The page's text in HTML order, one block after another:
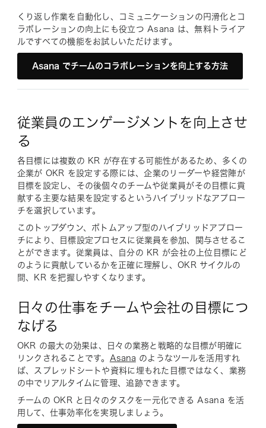
くり返し作業を自動化し、コミュニケーションの円滑化とコ
ラボレーションの向上にも役立つ Asana は、無料トライア
ルですべての機能をお試しいただけます。
Asana でチームのコラボレーションを向上する方法
従業員のエンゲージメントを向上させ
る
各目標には複数の KR が存在する可能性があるため、多くの
企業が OKR を設定する際には、企業のリーダーや経営陣が
目標を設定し、その後個々のチームや従業員がその目標に貢
献する主要な結果を設定するというハイブリッドなアプロー
チを選択しています。
このトップダウン、ボトムアップ型のハイブリッドアプロー
チにより、目標設定プロセスに従業員を参加、関与させるこ
とができます。従業員は、自分の KR が会社の上位目標にど
のように貢献しているかを正確に理解し、OKR サイクルの
間、KR を把握しやすくなります。
日々の仕事をチームや会社の目標につ
なげる
OKR の最大の効果は、日々の業務と戦略的な目標が明確に
リンクされることです。 Asana のようなツールを活用すれ
ば、スプレッドシートや資料に埋もれた目標ではなく、業務
の中でリアルタイムに管理、追跡できます。
チームの OKR と日々のタスクを一元化できる Asana を活
用して、仕事効率化を実現しましょう。